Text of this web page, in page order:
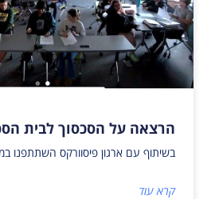
הרצאה על הסכסוך לבית
בשיתוף עם ארגון פיסוורקס השתתפנו במפגש מקוון משותף, שחיבר בין פעילי שלום ישראלים ופלסטינים לבין 40 תלמידים מבית הספר
קרא עוד